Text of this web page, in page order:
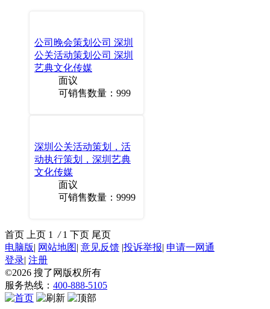
公司晚会策划公司 深圳
公关活动策划公司 深圳
艺典文化传媒
面议
可销售数量：999
深圳公关活动策划，活
动执行策划，深圳艺典
文化传媒
面议
可销售数量：9999
首页 上页 1 /1 下页 尾页
电脑版| 网站地图| 意见反馈 |投诉举报| 申请一网通
登录| 注册
©2026 搜了网 版权所有
服务热线： 400-888-5105